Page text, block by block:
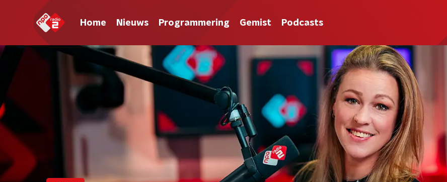
Home Nieuws Programmering Gemist Podcasts